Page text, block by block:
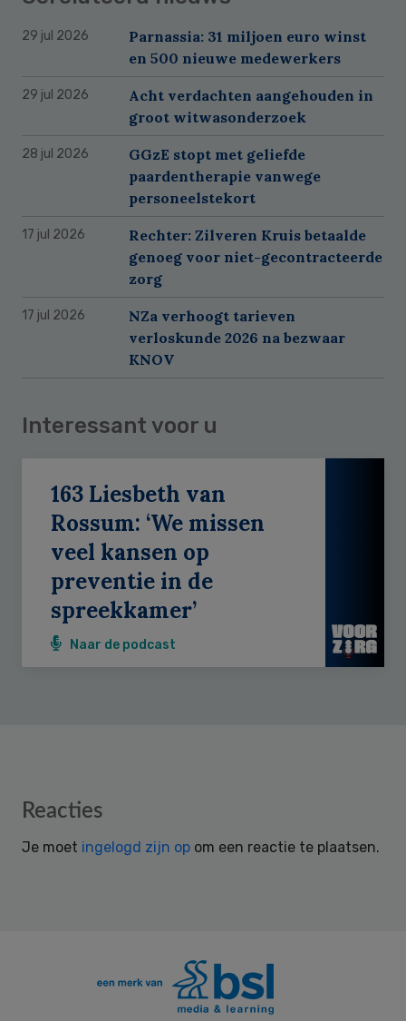
29 jul 2026
Parnassia: 31 miljoen euro winst
en 500 nieuwe medewerkers
29 jul 2026
Acht verdachten aangehouden in
groot witwasonderzoek
28 jul 2026
GGzE stopt met geliefde
paardentherapie vanwege
personeelstekort
17 jul 2026
Rechter: Zilveren Kruis betaalde
genoeg voor niet-gecontracteerde
zorg
17 jul 2026
NZa verhoogt tarieven
verloskunde 2026 na bezwaar
KNOV
Interessant voor u
163 Liesbeth van
Rossum: ‘We missen
veel kansen op
preventie in de
spreekkamer’
Naar de podcast
Reader
Reacties
Je moet ingelogd zijn op om een reactie te plaatsen.